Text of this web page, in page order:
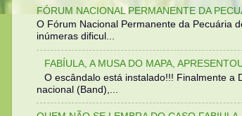
FÓRUM NACIONAL PERMANENTE DA
O Fórum Nacional Permanente da Pecuária
inúmeras dificul...
FABÍULA, A MUSA DO MAPA,
O escândalo está instalado!!! Finalmente a
nacional (Band),...